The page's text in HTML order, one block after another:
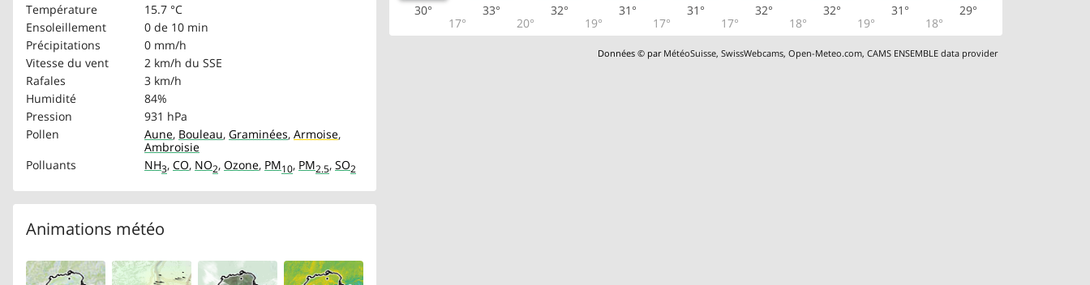
Température
15.7 °C
Ensoleillement
0 de 10 min
Précipitations
0 mm/h
Vitesse du vent
2 km/h du SSE
Rafales
3 km/h
Humidité
84%
Pression
931 hPa
Pollen
Aune, Bouleau, Graminées, Armoise,
Ambroisie
Polluants
NH3, CO, NO2, Ozone, PM10, PM2.5, SO2
Animations météo
30°
17°
33°
20°
32°
19°
31°
17°
31°
17°
32°
18°
32°
19°
31°
18°
29°
Données © par MétéoSuisse,SwissWebcams,Open-Meteo.com,CAMS ENSEMBLE data provider